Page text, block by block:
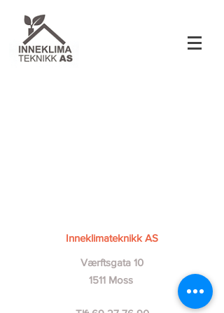
Værftsgata 10
1511 Moss
Inneklimateknikk AS